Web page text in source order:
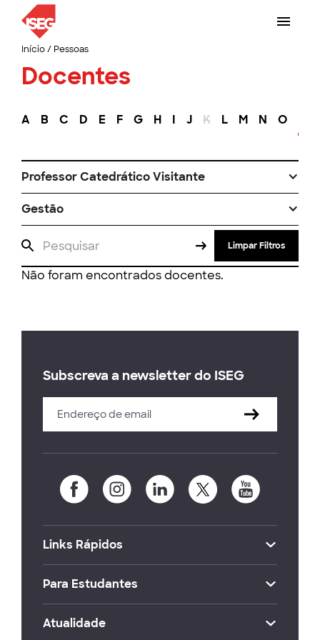
Início/ Pessoas
Docentes
A B C D E F G H I J K L M N O
Professor Catedrático Visitante
Gestão
Limpar Filtros
Não foram encontrados docentes.
Subscreva a newsletter do ISEG
Links Rápidos
Para Estudantes
Atualidade